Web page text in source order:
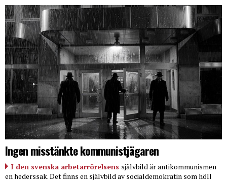
Ingen misstänkte kommunistjägaren
I den svenska arbetarrörelsens självbild är antikommunismen
en hederssak. Det finns en självbild av socialdemokratin som höll